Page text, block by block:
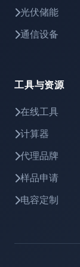
光伏储能
通信设备
工具与资源
在线工具
计算器
代理品牌
样品申请
电容定制